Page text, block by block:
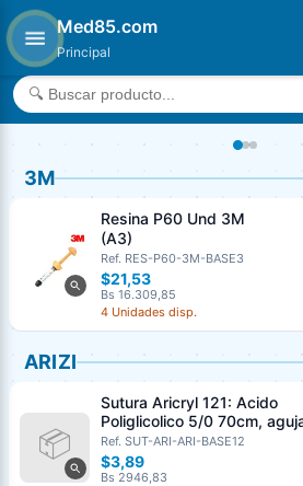
Med85.com
Principal
3M
Resina P60 Und 3M
(A3)
Ref. RES-P60-3M-BASE3
$21,53
Bs 16.309,85
4 Unidades disp.
ARIZI
Sutura Aricryl 121: Acido
Poliglicolico 5/0 70cm,
Corte Inverso 19mm Und
Absorbible
Ref. SUT-ARI-ARI-BASE12
$3,89
Bs 2946,83